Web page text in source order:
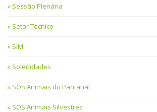
Sessão Plenária
Setor Técnico
SIM
Solenidades
SOS Animais do Pantanal
SOS Animais Silvestres